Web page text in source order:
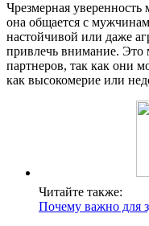
Чрезмерная уверенность
она общается с
настойчивой или даже
привлечь внимание. Это
партнеров, так как они
как высокомерие или
Читайте также:
Почему важно для